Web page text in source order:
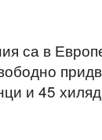
са в
и 45